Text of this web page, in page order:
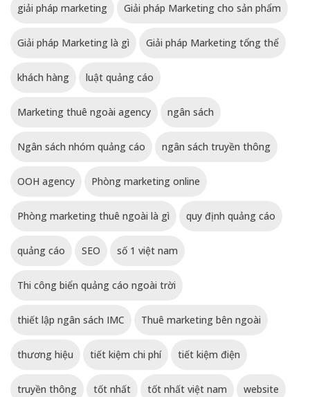
giải pháp marketing Giải pháp Marketing cho sản phẩm
Giải pháp Marketing là gì Giải pháp Marketing tổng thể
khách hàng luật quảng cáo
Marketing thuê ngoài agency ngân sách
Ngân sách nhóm quảng cáo ngân sách truyền thông
OOH agency Phòng marketing online
Phòng marketing thuê ngoài là gì quy định quảng cáo
quảng cáo SEO số 1 việt nam
Thi công biển quảng cáo ngoài trời
thiết lập ngân sách IMC Thuê marketing bên ngoài
thương hiệu tiết kiệm chi phí tiết kiệm điện
truyền thông tốt nhất tốt nhất việt nam website